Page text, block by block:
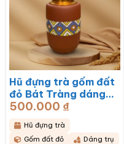
Hũ đựng trà gốm đất
đỏ Bát Tràng dáng
bầu hoạ tiết thổ cẩm
BT-HĐT11
500.000 ₫
Hũ đựng trà
Gốm đất đỏ
Dáng trụ